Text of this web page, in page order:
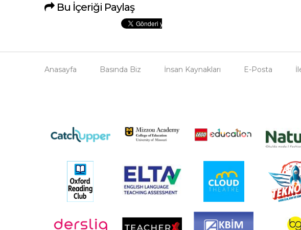
Bu İçeriği Paylaş
Anasayfa Basında Biz İnsan Kaynakları E-Posta